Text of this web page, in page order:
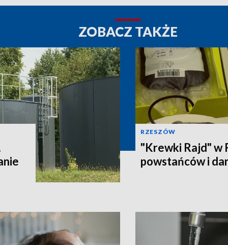
ZOBACZ TAKŻE
RZESZÓW
"Krewki Rajd" w
powstańców i